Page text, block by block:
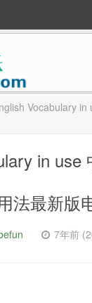
Vocabulary in
in use
法最新版
7年前